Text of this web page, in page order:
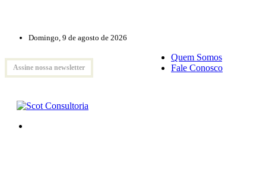
Domingo, 9 de agosto de 2026
Assine nossa newsletter
Quem Somos
Fale Conosco